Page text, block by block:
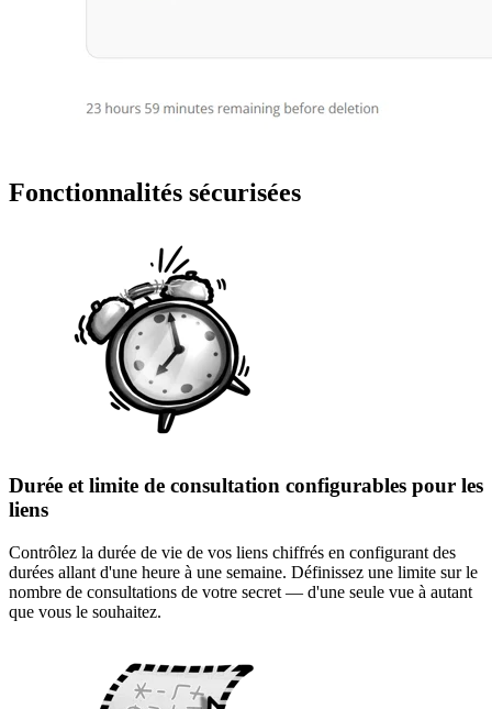
Fonctionnalités sécurisées
Durée et limite de consultation configurables pour les
liens
Contrôlez la durée de vie de vos liens chiffrés en configurant des
durées allant d'une heure à une semaine. Définissez une limite sur le
nombre de consultations de votre secret — d'une seule vue à autant
que vous le souhaitez.